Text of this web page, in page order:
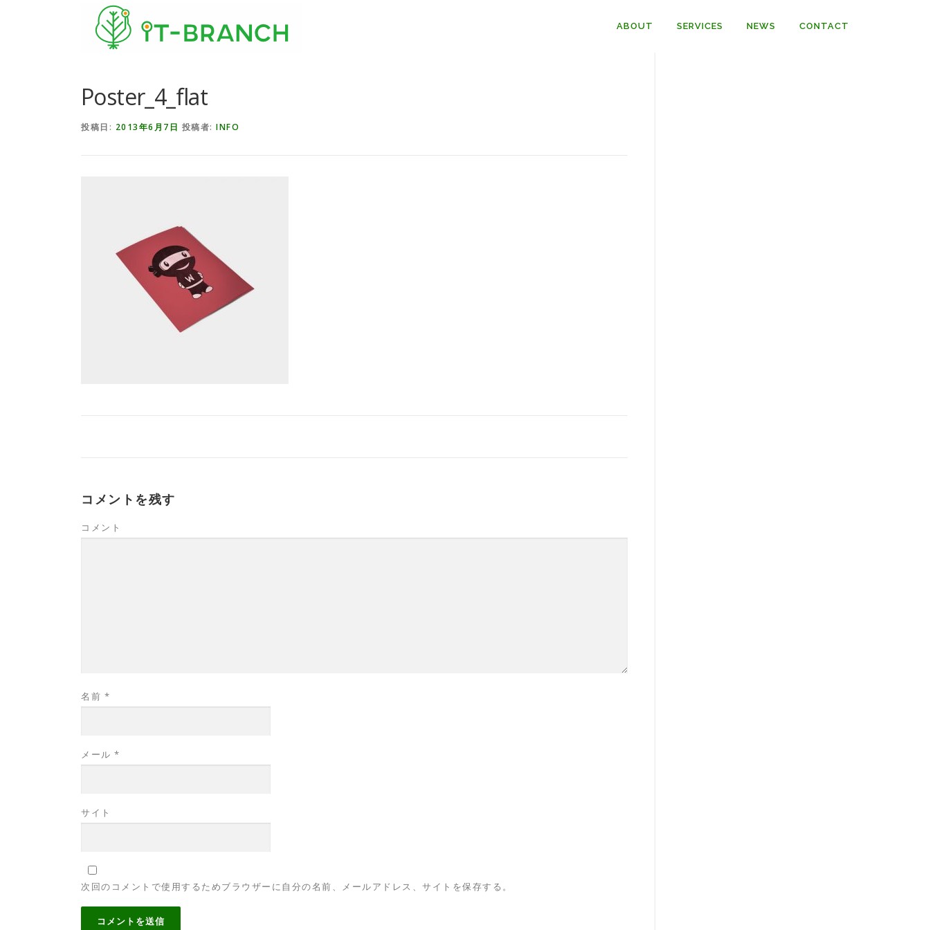
ABOUT SERVICES NEWS CONTACT
Poster_4_flat
投稿日: 2013年6月7日 投稿者: INFO
コメントを残す
コメント
名前 *
メール *
サイト
次回のコメントで使用するためブラウザーに自分の名前、メールアドレス、サイトを保存する。